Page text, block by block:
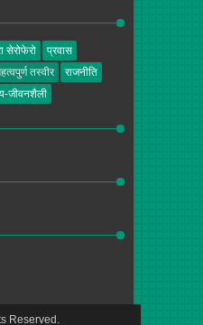
सेरोफेरो
प्रवास
तस्वीर
राजनीति
जीवनशैली
Reserved.